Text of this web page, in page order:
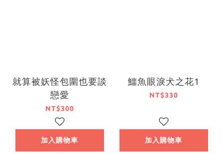
就算被妖怪包圍也要談
戀愛
NT$300
加入購物車
鱷魚眼淚犬之花1
NT$330
加入購物車